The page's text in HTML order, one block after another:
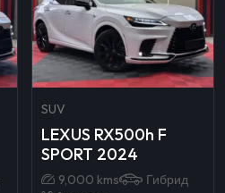
SUV
LEXUS RX500h F
SPORT 2024
9,000 kms
Гибрид